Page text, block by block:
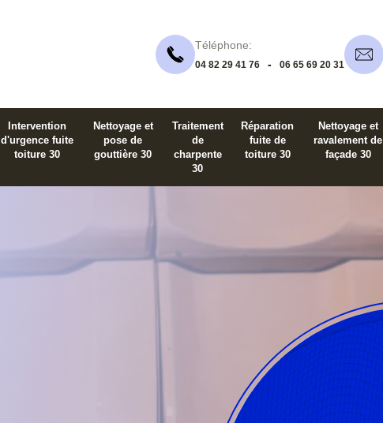
Téléphone:
04 82 29 41 76 - 06 65 69 20 31
Intervention
d'urgence fuite
toiture 30
Nettoyage et
pose de
gouttière 30
Traitement
de
charpente
30
Réparation
fuite de
toiture 30
Nettoyage et
ravalement de
façade 30